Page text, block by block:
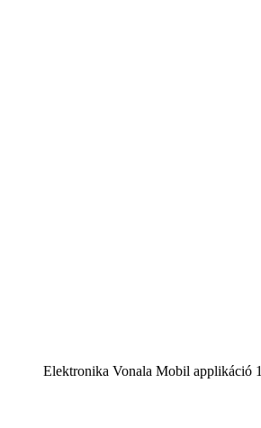
Elektronika Vonala Mobil applikáció 1